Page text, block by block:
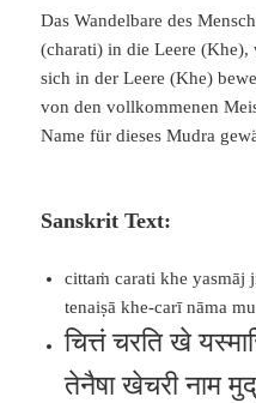
Das Wandelbare des
(charati) in die Leere
sich in der Leere (Khe)
von den vollkommenen
Name für dieses Mudra
Sanskrit Text:
cittaṁ carati khe yasmāj
tenaiṣā khe-carī nāma
चित्तं चरति खे
तेनैषा खेचरी नाम